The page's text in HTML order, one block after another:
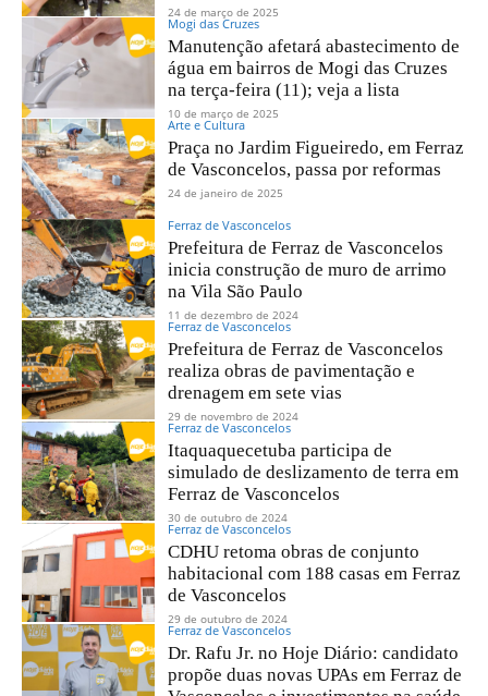
24 de março de 2025
Mogi das Cruzes
Manutenção afetará abastecimento de
água em bairros de Mogi das Cruzes
na terça-feira (11); veja a lista
10 de março de 2025
Arte e Cultura
Praça no Jardim Figueiredo, em Ferraz
de Vasconcelos, passa por reformas
24 de janeiro de 2025
Ferraz de Vasconcelos
Prefeitura de Ferraz de Vasconcelos
inicia construção de muro de arrimo
na Vila São Paulo
11 de dezembro de 2024
Ferraz de Vasconcelos
Prefeitura de Ferraz de Vasconcelos
realiza obras de pavimentação e
drenagem em sete vias
29 de novembro de 2024
Ferraz de Vasconcelos
Itaquaquecetuba participa de
simulado de deslizamento de terra em
Ferraz de Vasconcelos
30 de outubro de 2024
Ferraz de Vasconcelos
CDHU retoma obras de conjunto
habitacional com 188 casas em Ferraz
de Vasconcelos
29 de outubro de 2024
Ferraz de Vasconcelos
Dr. Rafu Jr. no Hoje Diário: candidato
propõe duas novas UPAs em Ferraz de